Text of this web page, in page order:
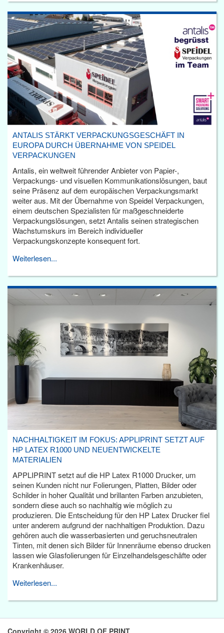
ANTALIS STÄRKT VERPACKUNGSGESCHÄFT IN
EUROPA DURCH ÜBERNAHME VON SPEIDEL
VERPACKUNGEN
Antalis, ein weltweit führender Anbieter von Papier-,
Verpackungs- und visuellen Kommunikationslösungen, baut
seine Präsenz auf dem europäischen Verpackungsmarkt
weiter aus. Mit der Übernahme von Speidel Verpackungen,
einem deutschen Spezialisten für maßgeschneiderte
Verpackungslösungen, setzt Antalis seinen strategischen
Wachstumskurs im Bereich individueller
Verpackungskonzepte konsequent fort.
Weiterlesen...
NACHHALTIGKEIT IM FOKUS: APPLIPRINT SETZT AUF
HP LATEX R1000 UND NEUENTWICKELTE
MATERIALIEN
APPLIPRINT setzt auf die HP Latex R1000 Drucker, um
seinen Kunden nicht nur Folierungen, Platten, Bilder oder
Schilder in hoher Qualität und brillanten Farben anzubieten,
sondern diese auch so nachhaltig wie möglich zu
produzieren. Die Entscheidung für den HP Latex Drucker fiel
unter anderem aufgrund der nachhaltigen Produktion. Dazu
gehören auch die wasserbasierten und geruchsneutralen
Tinten, mit denen sich Bilder für Innenräume ebenso drucken
lassen wie Glasfolierungen für Einzelhandelsgeschäfte oder
Krankenhäuser.
Weiterlesen...